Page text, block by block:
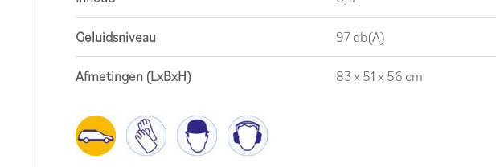
Geluidsniveau 97 db(A)
Afmetingen (LxBxH) 83 x 51 x 56 cm